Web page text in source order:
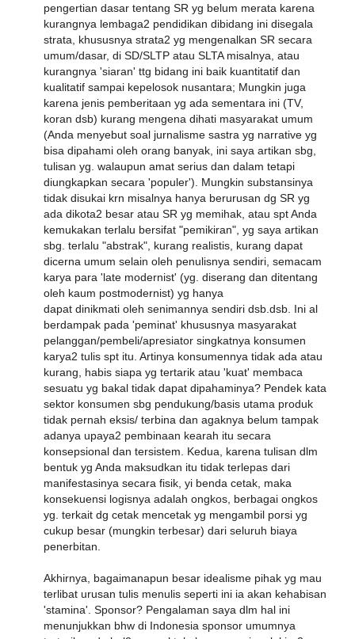
pengertian dasar tentang SR yg belum merata karena
kurangnya lembaga2 pendidikan dibidang ini disegala
strata, khususnya strata2 yg mengenalkan SR secara
umum/dasar, di SD/SLTP atau SLTA misalnya, atau
kurangnya 'siaran' ttg bidang ini baik kuantitatif dan
kualitatif sampai kepelosok nusantara; Mungkin juga
karena jenis pemberitaan yg ada sementara ini (TV,
koran dsb) kurang mengena dihati masyarakat umum
(Anda menyebut soal jurnalisme sastra yg narrative yg
bisa dipahami oleh orang banyak, ini saya artikan sbg,
tulisan yg. walaupun amat serius dan dalam tetapi
diungkapkan secara 'populer'). Mungkin substansinya
tidak disukai krn misalnya hanya berurusan dg SR yg
ada dikota2 besar atau SR yg memihak, atau spt Anda
kemukakan terlalu bersifat "pemikiran", yg saya artikan
sbg. terlalu "abstrak", kurang realistis, kurang dapat
dicerna umum selain oleh penulisnya sendiri, semacam
karya para 'late modernist' (yg. diserang dan ditentang
oleh kaum postmodernist) yg hanya
dapat dinikmati oleh senimannya sendiri dsb.dsb. Ini al
berdampak pada 'peminat' khususnya masyarakat
pelanggan/pembeli/apresiator singkatnya konsumen
karya2 tulis spt itu. Artinya konsumennya tidak ada atau
kurang, habis siapa yg tertarik atau 'kuat' membaca
sesuatu yg bakal tidak dapat dipahaminya? Pendek kata
sektor konsumen sbg pendukung/basis utama produk
tidak pernah eksis/ terbina dan agaknya belum tampak
adanya upaya2 pembinaan kearah itu secara
konsepsional dan tersistem. Kedua, karena tulisan dlm
bentuk yg Anda maksudkan itu tidak terlepas dari
manifestasinya secara fisik, yi benda cetak, maka
konsekuensi logisnya adalah ongkos, berbagai ongkos
yg. terkait dg cetak mencetak yg mengambil porsi yg
cukup besar (mungkin terbesar) dari seluruh biaya
penerbitan.
Akhirnya, bagaimanapun besar idealisme pihak yg mau
terlibat urusan tulis menulis seperti ini ia akan kehabisan
'stamina'. Sponsor? Pengalaman saya dlm hal ini
menunjukkan bhw di Indonesia sponsor umumnya